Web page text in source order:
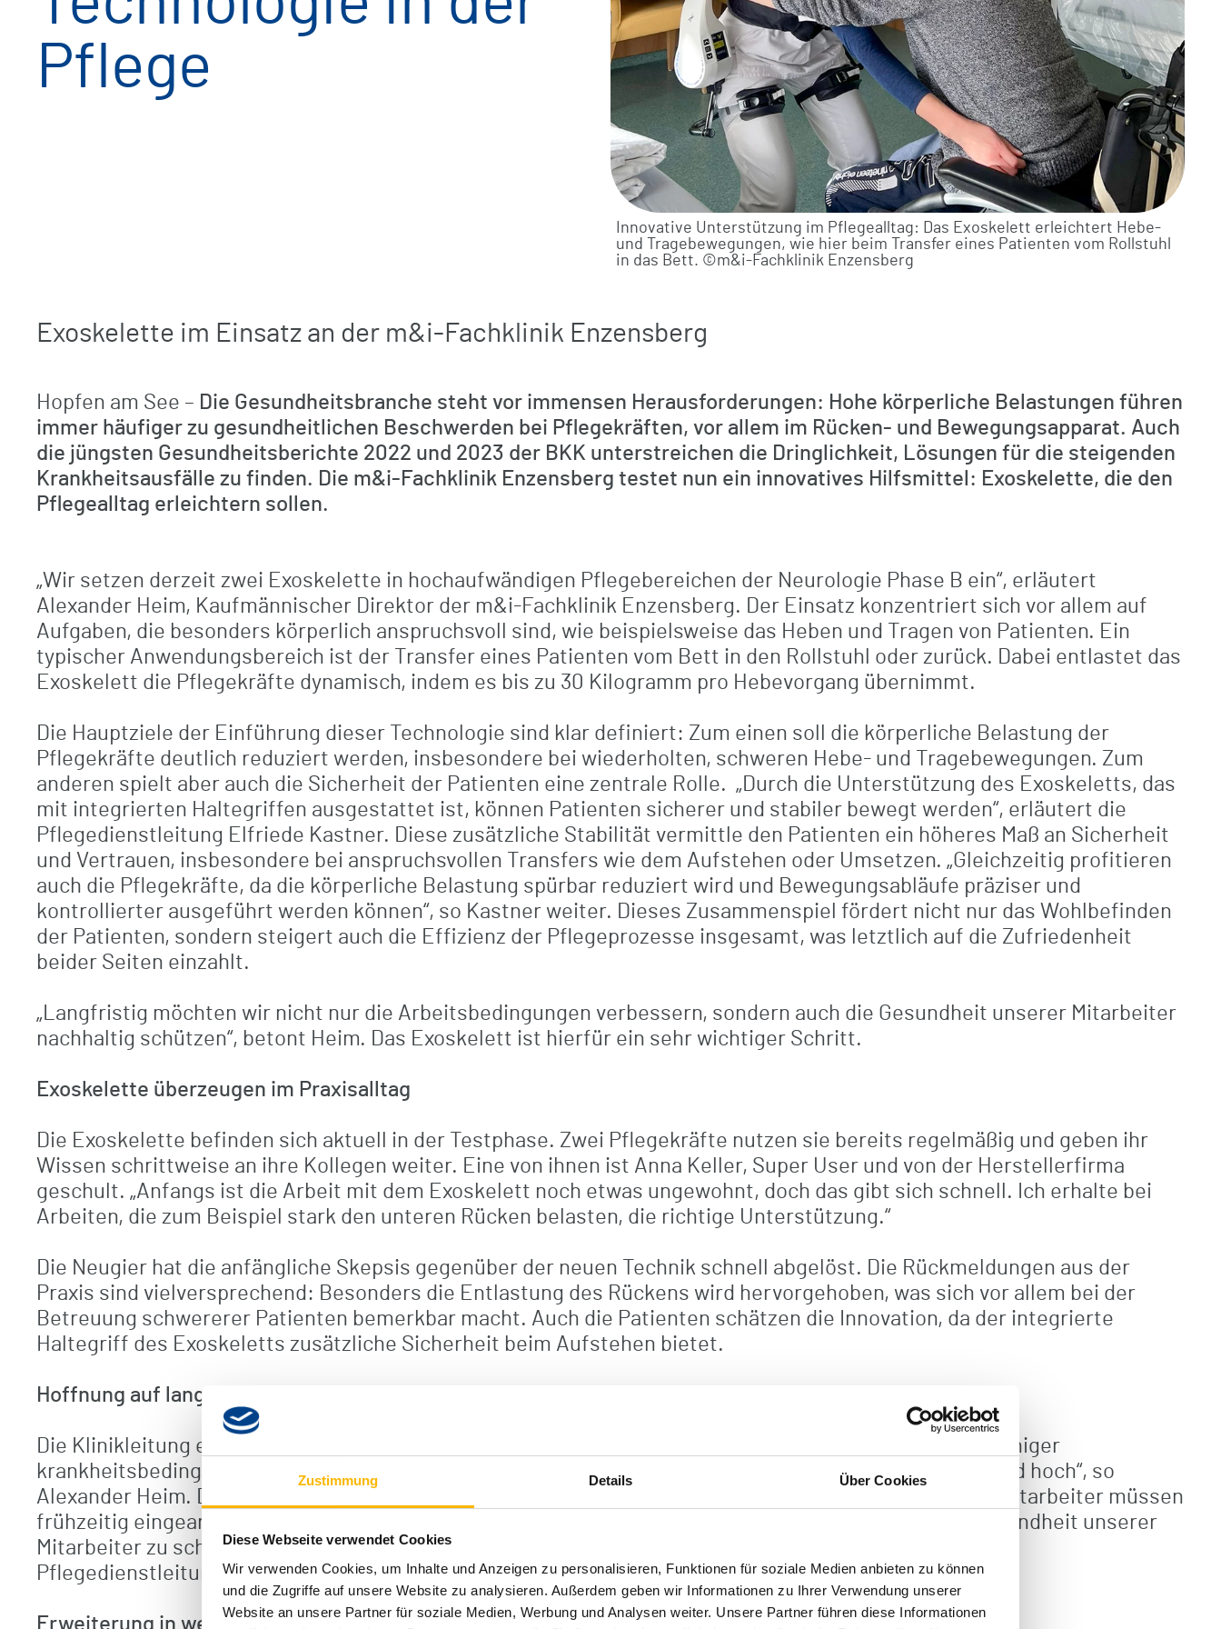
Zustimmung Details Über Cookies
Diese Webseite verwendet Cookies
Wir verwenden Cookies, um Inhalte und Anzeigen zu personalisieren, Funktionen für soziale Medien anbieten zu können
und die Zugriffe auf unsere Website zu analysieren. Außerdem geben wir Informationen zu Ihrer Verwendung unserer
Website an unsere Partner für soziale Medien, Werbung und Analysen weiter. Unsere Partner führen diese Informationen
Checkliste / Anreise
Komfortleistungen
Freizeit / Kultur / Seelsorge
Reha Nachsorge
Arthrosonographiekurse (MSK) DEGUM
/ KV zertifiziert
Kompetenzzentrum Orthopädie
Unfallchirurgisch-orthopädische
Frührehabilitation
Versorgung BG-Patienten
MVZ Enzensberg
Pflege
Innovative Unterstützung im Pflegealltag: Das Exoskelett erleichtert Hebe-
und Tragebewegungen, wie hier beim Transfer eines Patienten vom Rollstuhl
in das Bett. ©m&i-Fachklinik Enzensberg
Exoskelette im Einsatz an der m&i-Fachklinik Enzensberg
Hopfen am See – Die Gesundheitsbranche steht vor immensen Herausforderungen: Hohe körperliche Belastungen führen
immer häufiger zu gesundheitlichen Beschwerden bei Pflegekräften, vor allem im Rücken- und Bewegungsapparat. Auch
die jüngsten Gesundheitsberichte 2022 und 2023 der BKK unterstreichen die Dringlichkeit, Lösungen für die steigenden
Krankheitsausfälle zu finden. Die m&i-Fachklinik Enzensberg testet nun ein innovatives Hilfsmittel: Exoskelette, die den
Pflegealltag erleichtern sollen.
„Wir setzen derzeit zwei Exoskelette in hochaufwändigen Pflegebereichen der Neurologie Phase B ein“, erläutert
Alexander Heim, Kaufmännischer Direktor der m&i-Fachklinik Enzensberg. Der Einsatz konzentriert sich vor allem auf
Aufgaben, die besonders körperlich anspruchsvoll sind, wie beispielsweise das Heben und Tragen von Patienten. Ein
typischer Anwendungsbereich ist der Transfer eines Patienten vom Bett in den Rollstuhl oder zurück. Dabei entlastet das
Exoskelett die Pflegekräfte dynamisch, indem es bis zu 30 Kilogramm pro Hebevorgang übernimmt.
Die Hauptziele der Einführung dieser Technologie sind klar definiert: Zum einen soll die körperliche Belastung der
Pflegekräfte deutlich reduziert werden, insbesondere bei wiederholten, schweren Hebe- und Tragebewegungen. Zum
anderen spielt aber auch die Sicherheit der Patienten eine zentrale Rolle. „Durch die Unterstützung des Exoskeletts, das
mit integrierten Haltegriffen ausgestattet ist, können Patienten sicherer und stabiler bewegt werden“, erläutert die
Pflegedienstleitung Elfriede Kastner. Diese zusätzliche Stabilität vermittle den Patienten ein höheres Maß an Sicherheit
und Vertrauen, insbesondere bei anspruchsvollen Transfers wie dem Aufstehen oder Umsetzen. „Gleichzeitig profitieren
auch die Pflegekräfte, da die körperliche Belastung spürbar reduziert wird und Bewegungsabläufe präziser und
kontrollierter ausgeführt werden können“, so Kastner weiter. Dieses Zusammenspiel fördert nicht nur das Wohlbefinden
der Patienten, sondern steigert auch die Effizienz der Pflegeprozesse insgesamt, was letztlich auf die Zufriedenheit
beider Seiten einzahlt.
„Langfristig möchten wir nicht nur die Arbeitsbedingungen verbessern, sondern auch die Gesundheit unserer Mitarbeiter
nachhaltig schützen“, betont Heim. Das Exoskelett ist hierfür ein sehr wichtiger Schritt.
Exoskelette überzeugen im Praxisalltag
Die Exoskelette befinden sich aktuell in der Testphase. Zwei Pflegekräfte nutzen sie bereits regelmäßig und geben ihr
Wissen schrittweise an ihre Kollegen weiter. Eine von ihnen ist Anna Keller, Super User und von der Herstellerfirma
geschult. „Anfangs ist die Arbeit mit dem Exoskelett noch etwas ungewohnt, doch das gibt sich schnell. Ich erhalte bei
Arbeiten, die zum Beispiel stark den unteren Rücken belasten, die richtige Unterstützung.“
Die Neugier hat die anfängliche Skepsis gegenüber der neuen Technik schnell abgelöst. Die Rückmeldungen aus der
Praxis sind vielversprechend: Besonders die Entlastung des Rückens wird hervorgehoben, was sich vor allem bei der
Betreuung schwererer Patienten bemerkbar macht. Auch die Patienten schätzen die Innovation, da der integrierte
Haltegriff des Exoskeletts zusätzliche Sicherheit beim Aufstehen bietet.
Hoffnung auf langfristige Verbesserungen
Die Klinikleitung erhofft sich nicht nur kurzfristige Entlastungen, sondern auch langfristige Effekte: weniger
krankheitsbedingte Ausfälle und eine höhere Zufriedenheit bei den Pflegekräften. „Die Erwartungen sind hoch“, so
Alexander Heim. Die Nutzung und das Anlegen des Exoskeletts müssen zur Routine werden, und neue Mitarbeiter müssen
frühzeitig eingearbeitet werden. „Mit den Exoskeletten machen wir einen wichtigen Schritt, um die Gesundheit unserer
Mitarbeiter zu schützen und gleichzeitig die Arbeitsqualität in der Pflege zu verbessern“, betont auch die
Pflegedienstleitung.
Erweiterung in weitere Bereiche möglich